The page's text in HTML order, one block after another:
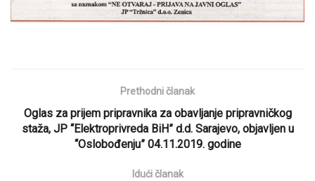
Prethodni članak
Oglas za prijem pripravnika za obavljanje pripravničkog
staža, JP “Elektroprivreda BiH” d.d. Sarajevo, objavljen u
“Oslobođenju” 04.11.2019. godine
Idući članak